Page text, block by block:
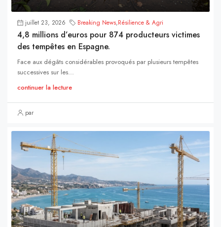
juillet 23, 2026 Breaking News,Résilience & Agri
4,8 millions d’euros pour 874 producteurs victimes
des tempêtes en Espagne.
Face aux dégâts considérables provoqués par plusieurs tempêtes
successives sur les...
continuer la lecture
par